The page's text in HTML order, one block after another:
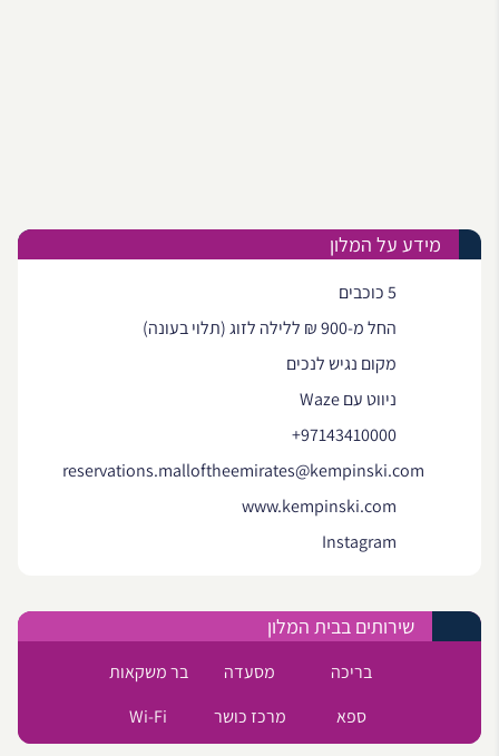
מידע על המלון
5 כוכבים
החל מ-900 ₪ ללילה לזוג (תלוי בעונה)
מקום נגיש לנכים
ניווט עם Waze
+97143410000
reservations.malloftheemirates@kempinski.com
www.kempinski.com
Instagram
שירותים בבית המלון
בריכה מסעדה
בר משקאות
ספא
מרכז כושר Wi-Fi